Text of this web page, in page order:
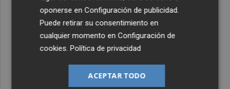
oponerse enConfiguración de publicidad
Puede retirar su consentimiento en
cualquier momento enConfiguración de
cookies .Política de privacidad
ACEPTAR TODO